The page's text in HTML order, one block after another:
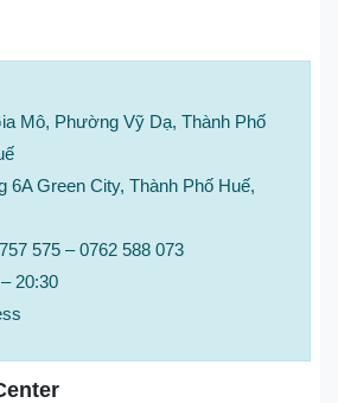
Mô, Phường Vỹ Dạ, Thành Phố
Green City, Thành Phố Huế,
575 – 0762 588 073
20:30